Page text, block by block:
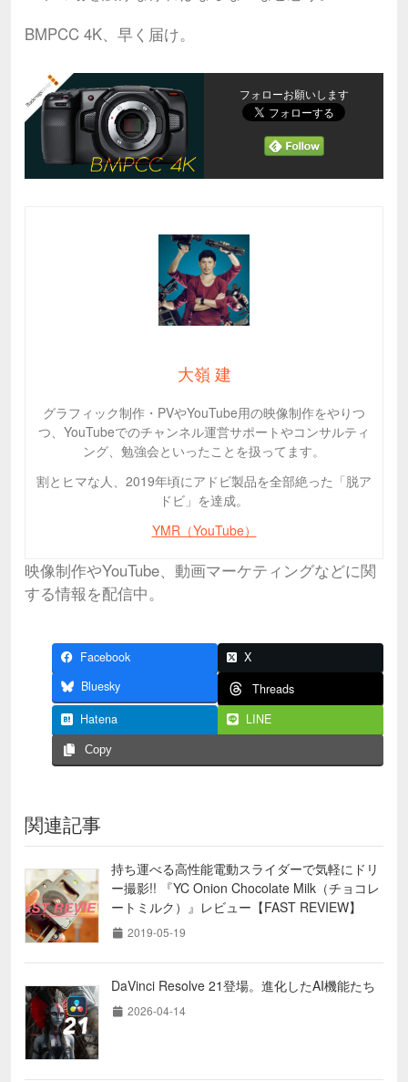
BMPCC 4K、早く届け。
フォローお願いします
大嶺 建
グラフィック制作・PVやYouTube用の映像制作をやりつ
つ、YouTubeでのチャンネル運営サポートやコンサルティ
ング、勉強会といったことを扱ってます。
割とヒマな人、2019年頃にアドビ製品を全部絶った「脱ア
ドビ」を達成。
YMR（YouTube）
映像制作やYouTube、動画マーケティングなどに関
する情報を配信中。
Facebook
X
Bluesky
Threads
Hatena
LINE
Copy
関連記事
持ち運べる高性能電動スライダーで気軽にドリ
ー撮影!! 『YC Onion Chocolate Milk（チョコレ
ートミルク）』レビュー【FAST REVIEW】
2019-05-19
DaVinci Resolve 21登場。進化したAI機能たち
2026-04-14